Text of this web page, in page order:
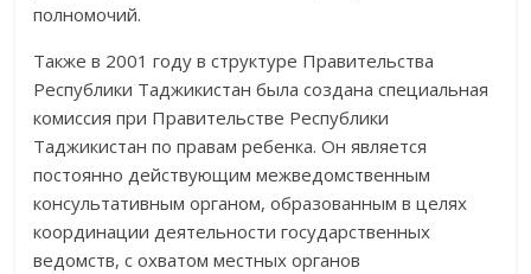
полномочий.
Также в 2001 году в структуре Правительства
Республики Таджикистан была создана специальная
комиссия при Правительстве Республики
Таджикистан по правам ребенка. Он является
постоянно действующим межведомственным
консультативным органом, образованным в целях
координации деятельности государственных
ведомств, с охватом местных органов